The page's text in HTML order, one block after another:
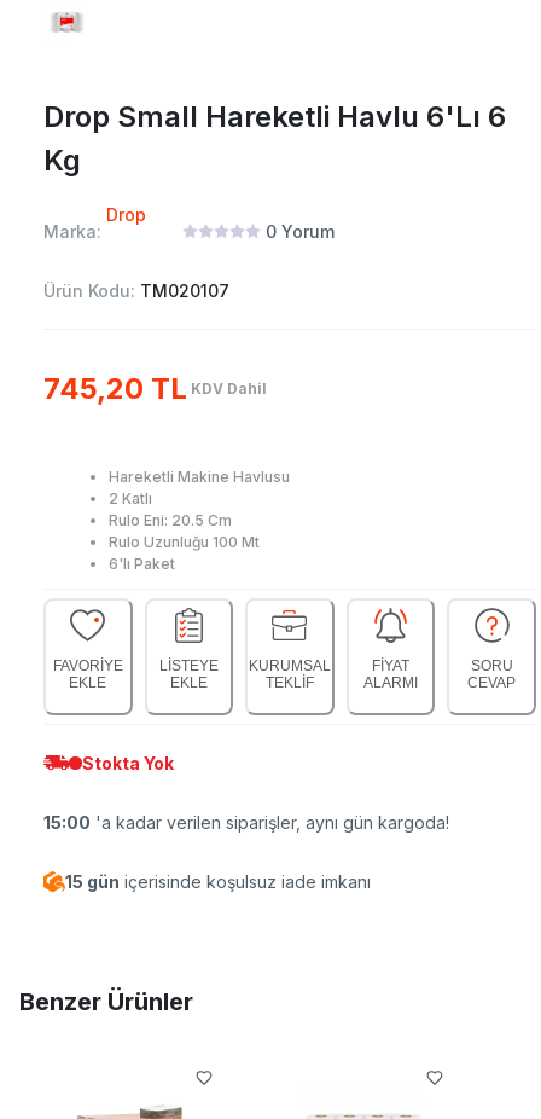
Drop Small Hareketli Havlu 6'Lı 6
Kg
Marka:
Drop
0 Yorum
Ürün Kodu: TM020107
745,20 TL KDV Dahil
Hareketli Makine Havlusu
2 Katlı
Rulo Eni: 20.5 Cm
Rulo Uzunluğu 100 Mt
6'lı Paket
FAVORİYE
EKLE
LİSTEYE
EKLE
KURUMSAL
TEKLİF
FİYAT
ALARMI
SORU
CEVAP
Stokta Yok
15:00 'a kadar verilen siparişler, aynı gün kargoda!
15 gün içerisinde koşulsuz iade imkanı
Benzer Ürünler